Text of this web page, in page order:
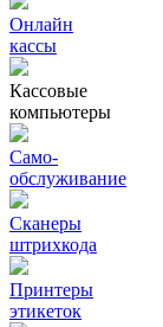
Онлайн
кассы
Кассовые
компьютеры
Само-
обслуживание
Сканеры
штрихкода
Принтеры
этикеток